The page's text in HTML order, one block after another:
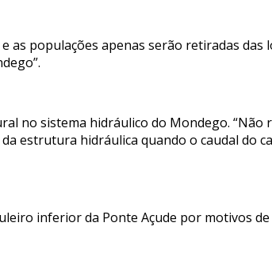
populações apenas serão retiradas das
no sistema hidráulico do Mondego. “Não
estrutura hidráulica quando o caudal do
inferior da Ponte Açude por motivos de